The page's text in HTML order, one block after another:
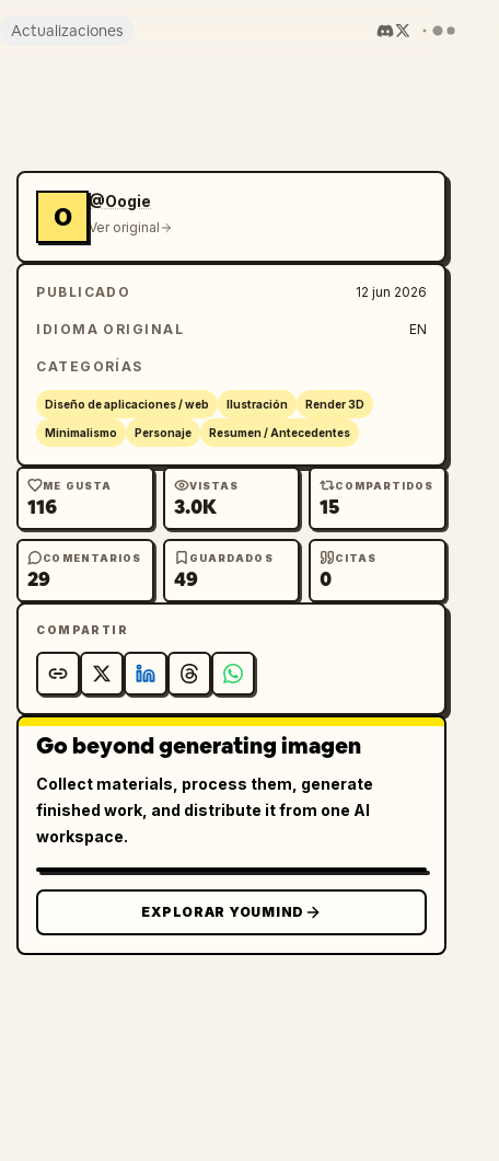
Actualizaciones
O
@Oogie
Ver original
PUBLICADO 12 jun 2026
IDIOMA ORIGINAL EN
CATEGORÍAS
Diseño de aplicaciones / web Ilustración Render 3D
Minimalismo Personaje Resumen / Antecedentes
ME GUSTA
116
VISTAS
3.0K
COMPARTIDOS
15
COMENTARIOS
29
GUARDADOS
49
CITAS
0
COMPARTIR
Go beyond generating imagen
Collect materials, process them, generate
finished work, and distribute it from one AI
workspace.
EXPLORAR YOUMIND